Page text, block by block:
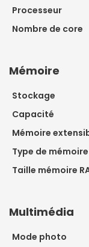
Processeur
Nombre de core
Mémoire
Stockage
Capacité
Mémoire
Type de
Taille mémoire
Multimédia
Mode photo